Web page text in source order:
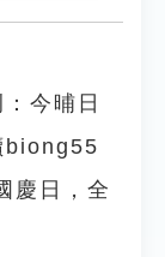
今晡日
biong55
慶日，全